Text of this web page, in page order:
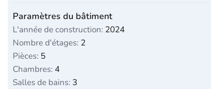
Paramètres du bâtiment
L'année de construction: 2024
Nombre d'étages: 2
Pièces: 5
Chambres: 4
Salles de bains: 3